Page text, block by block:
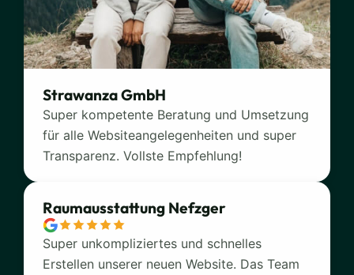
Strawanza GmbH
Super kompetente Beratung und Umsetzung
für alle Websiteangelegenheiten und super
Transparenz. Vollste Empfehlung!
Raumausstattung Nefzger
Super unkompliziertes und schnelles
Erstellen unserer neuen Website. Das Team